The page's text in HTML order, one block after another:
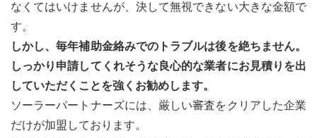
なくてはいけませんが、決して無視できない大きな金額で
す。
しかし、毎年補助金絡みでのトラブルは後を絶ちません。
しっかり申請してくれそうな良心的な業者にお見積りを出
していただくことを強くお勧めします。
ソーラーパートナーズには、厳しい審査をクリアした企業
だけが加盟しております。